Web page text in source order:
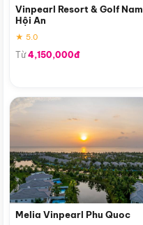
Vinpearl Resort & Golf Nam
Hội An
★ 5.0
Từ4,150,000đ
Melia Vinpearl Phu Quoc